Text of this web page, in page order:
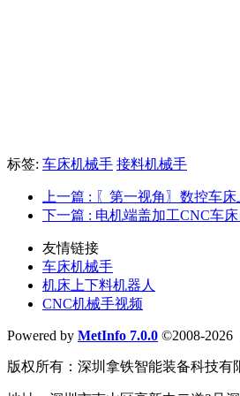
标签: 车床机械手 接料机械手
上一篇 : 〖第一视角〗数控车床
下一篇 : 电机端盖加工CNC车
友情链接
车床机械手
机床上下料机器人
CNC机械手视频
Powered by MetInfo 7.0.0 ©2008-2026
版权所有：深圳拿铁智能装备科技有